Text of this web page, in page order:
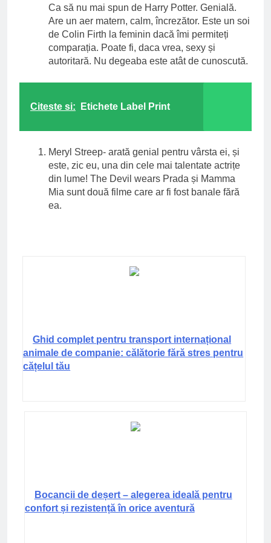
Ca să nu mai spun de Harry Potter. Genială.
Are un aer matern, calm, încrezător. Este un soi
de Colin Firth la feminin dacă îmi permiteți
comparația. Poate fi, daca vrea, sexy și
autoritară. Nu degeaba este atât de cunoscută.
Citeste si: Etichete Label Print
Meryl Streep- arată genial pentru vârsta ei, și
este, zic eu, una din cele mai talentate actrițe
din lume! The Devil wears Prada și Mamma
Mia sunt două filme care ar fi fost banale fără
ea.
Ghid complet pentru transport internațional
animale de companie: călătorie fără stres pentru
cățelul tău
Bocancii de deșert – alegerea ideală pentru
confort și rezistență în orice aventură